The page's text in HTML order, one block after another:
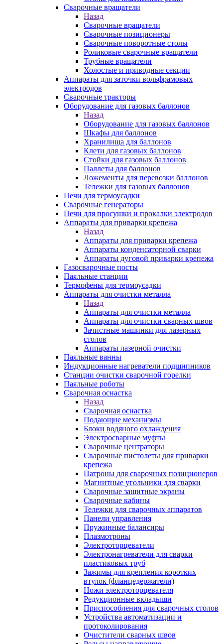
Сварочные вращатели
Назад
Сварочные вращатели
Сварочные позиционеры
Сварочные поворотные столы
Роликовые сварочные вращатели
Трубные вращатели
Холостые и приводные секции
Аппараты для заточки вольфрамовых
электродов
Сварочные тракторы
Оборудование для газовых баллонов
Назад
Оборудование для газовых баллонов
Шкафы для баллонов
Хранилища для баллонов
Клети для газовых баллонов
Стойки для газовых баллонов
Паллеты для баллонов
Ложементы для перевозки баллонов
Тележки для газовых баллонов
Печи для термоусадки
Сварочные генераторы
Печи для просушки и прокалки электродов
Аппараты для приварки крепежа
Назад
Аппараты для приварки крепежа
Аппараты конденсаторной сварки
Аппараты дуговой приварки крепежа
Газосварочные посты
Паяльные станции
Термофены для термоусадки
Аппараты для очистки металла
Назад
Аппараты для очистки металла
Аппараты для очистки сварных швов
Зачистные машинки для лазерных
столов
Аппараты лазерной очистки
Паяльные ванны
Индукционные нагреватели подшипников
Станции очистки сварочной горелки
Паяльные роботы
Сварочная оснастка
Назад
Сварочная оснастка
Подающие механизмы
Блоки водяного охлаждения
Электросварные муфты
Сварочные центраторы
Сварочные пистолеты для приварки
крепежа
Патроны для сварочных позиционеров
Магнитные угольники для сварки
Сварочные защитные экраны
Сварочные кабины
Тележки для сварочных аппаратов
Панели управления
Пружинные балансиры
Плазмотроны
Электроторцеватели
Электронагреватели для сварки
пластиковых труб
Зажимы для крепления коротких
втулок (фланцедержатели)
Ножи электроторцевателя
Редукционные вкладыши
Приспособления для сварочных столов
Устройства автоматизации и
протоколирования
Очистители сварных швов